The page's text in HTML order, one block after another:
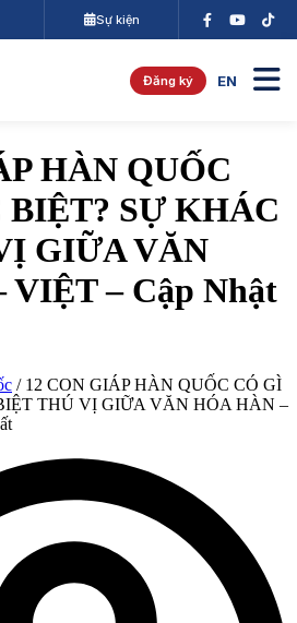
Sự kiện
Đăng ký EN
HÀN QUỐC
SỰ KHÁC
GIỮA VĂN
VIỆT – Cập Nhật
/ 12 CON GIÁP HÀN QUỐC CÓ GÌ
THÚ VỊ GIỮA VĂN HÓA HÀN –